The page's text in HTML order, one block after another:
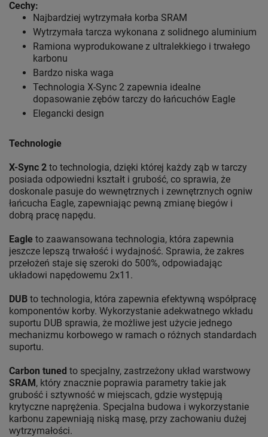
Cechy:
Najbardziej wytrzymała korba SRAM
Wytrzymała tarcza wykonana z solidnego aluminium
Ramiona wyprodukowane z ultralekkiego i trwałego
karbonu
Bardzo niska waga
Technologia X-Sync 2 zapewnia idealne
dopasowanie zębów tarczy do łańcuchów Eagle
Elegancki design
Technologie
X-Sync 2 to technologia, dzięki której każdy ząb w tarczy
posiada odpowiedni kształt i grubość, co sprawia, że
doskonale pasuje do wewnętrznych i zewnętrznych ogniw
łańcucha Eagle, zapewniając pewną zmianę biegów i
dobrą pracę napędu.
Eagle to zaawansowana technologia, która zapewnia
jeszcze lepszą trwałość i wydajność. Sprawia, że zakres
przełożeń staje się szeroki do 500%, odpowiadając
układowi napędowemu 2x11.
DUB to technologia, która zapewnia efektywną współpracę
komponentów korby. Wykorzystanie adekwatnego wkładu
suportu DUB sprawia, że możliwe jest użycie jednego
mechanizmu korbowego w ramach o różnych standardach
suportu.
Carbon tuned to specjalny, zastrzeżony układ warstwowy
SRAM, który znacznie poprawia parametry takie jak
grubość i sztywność w miejscach, gdzie występują
krytyczne naprężenia. Specjalna budowa i wykorzystanie
karbonu zapewniają niską masę, przy zachowaniu dużej
wytrzymałości.